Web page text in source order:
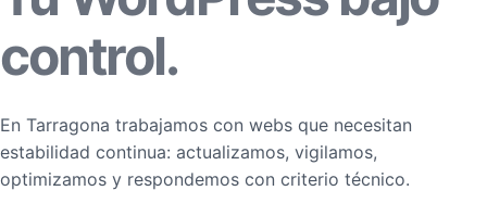
control.
En Tarragona trabajamos con webs que necesitan
estabilidad continua: actualizamos, vigilamos,
optimizamos y respondemos con criterio técnico.